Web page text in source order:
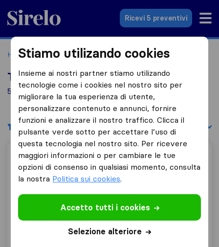
Sirelo.it
Ricevi 5 preventivi
Home Le 10 migliori aziende di traslochi in Italia
Top 10 traslocatori a Formigine
5 aziende di traslochi trovate a Formigine
Filtri Filtra per:
Modena Traslochi
9,8 32
Modena Traslochi
Formigine
Stiamo utilizando cookies
Insieme ai nostri partner stiamo utilizando
tecnologie come i cookies nel nostro sito per
migliorare la tua esperienza di utente,
personalizzare contenuto e annunci, fornire
funzioni e analizzare il nostro traffico. Clicca il
pulsante verde sotto per accettare l’uso di
questa tecnologia nel nostro sito. Per ricevere
maggiori informazioni o per cambiare le tue
opzioni di consenso in qualsiasi momento, consulta
la nostra Politica sui cookies.
Accetto tutti i cookies
Selezione alteriore